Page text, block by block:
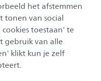
het afstemmen
tonen van social
toestaan' te
gebruik van alle
klikt kun je zelf
robot,
in
opleiding